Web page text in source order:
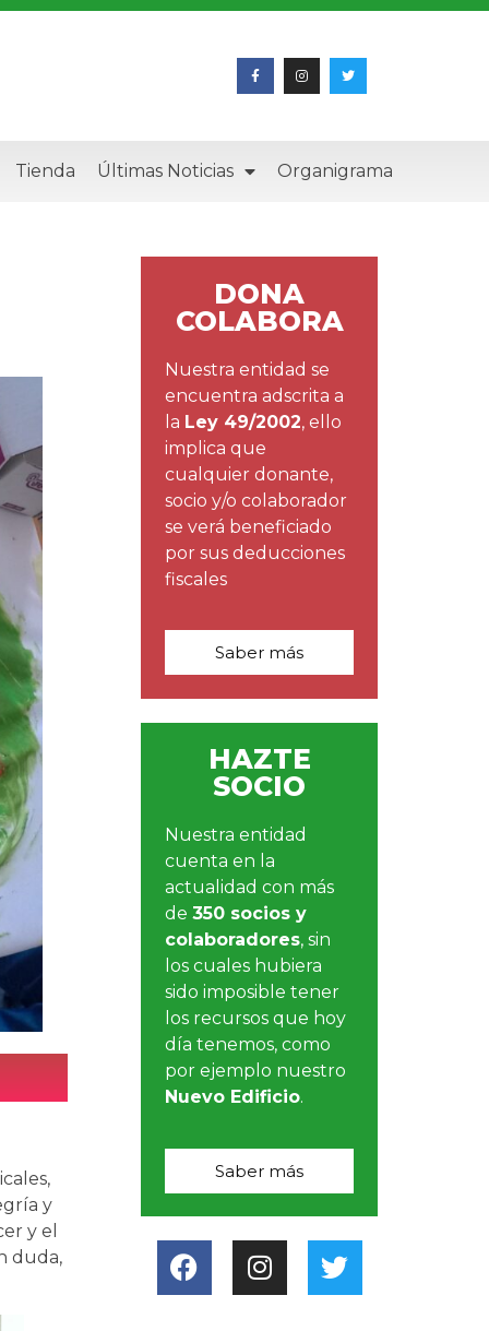
Tienda Últimas Noticias Organigrama
y
y el
duda,
DONA
COLABORA
Nuestra entidad se
encuentra adscrita a
la Ley 49/2002, ello
implica que
cualquier donante,
socio y/o colaborador
se verá beneficiado
por sus deducciones
fiscales
Saber más
HAZTE
SOCIO
Nuestra entidad
cuenta en la
actualidad con más
de350 socios y
colaboradores, sin
los cuales hubiera
sido imposible tener
los recursos que hoy
día tenemos, como
por ejemplo nuestro
Nuevo Edificio.
Saber más